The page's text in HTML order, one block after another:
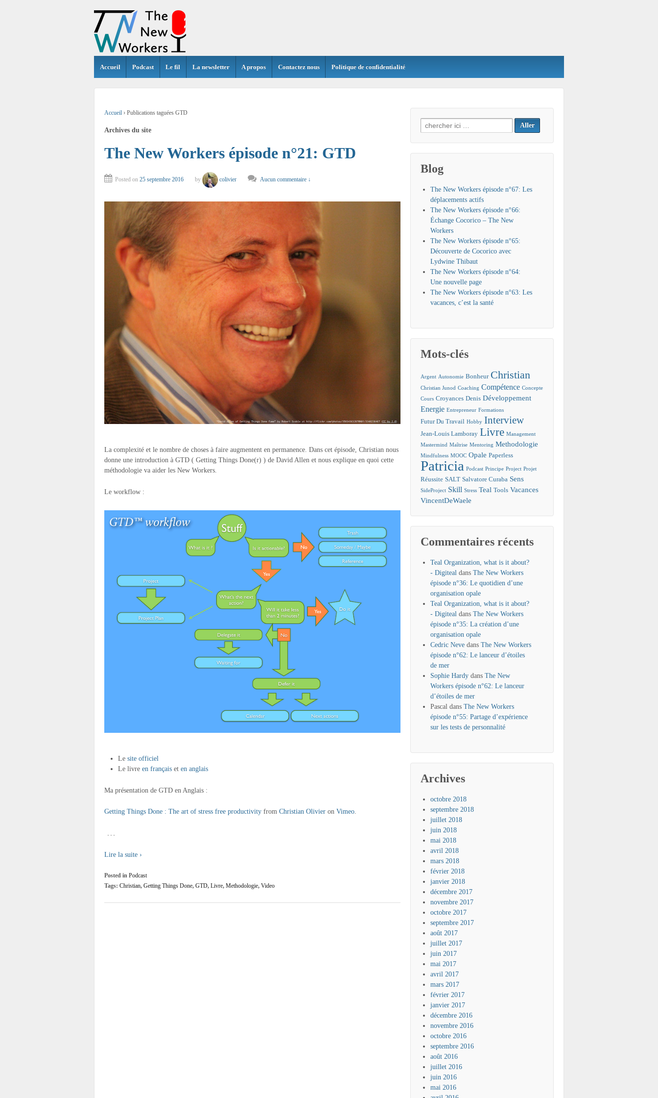
Accueil Podcast Le fil La newsletter A propos Contactez nous Politique de confidentialité
Accueil › Publications taguées GTD
Archives du site
The New Workers épisode n°21: GTD
Posted on 25 septembre 2016 by colivier Aucun commentaire ↓
La complexité et le nombre de choses à faire augmentent en permanence. Dans cet épisode, Christian nous
donne une introduction à GTD ( Getting Things Done(r) ) de David Allen et nous explique en quoi cette
méthodologie va aider les New Workers.
Le workflow :
Le site officiel
Le livre en français et en anglais
Ma présentation de GTD en Anglais :
Getting Things Done : The art of stress free productivity from Christian Olivier on Vimeo.
…
Lire la suite ›
Posted in Podcast
Tags: Christian, Getting Things Done, GTD, Livre, Methodologie, Video
Search
for:
Blog
The New Workers épisode n°67: Les
déplacements actifs
The New Workers épisode n°66:
Échange Cocorico – The New
Workers
The New Workers épisode n°65:
Découverte de Cocorico avec
Lydwine Thibaut
The New Workers épisode n°64:
Une nouvelle page
The New Workers épisode n°63: Les
vacances, c’est la santé
Mots-clés
Argent Autonomie Bonheur Christian
Christian Junod Coaching Compétence Concepte
Cours Croyances Denis Développement
Energie Entrepreneur Formations
Futur Du Travail Hobby Interview
Jean-Louis Lamboray Livre Management
Mastermind Maîtrise Mentoring Methodologie
Mindfulness MOOC Opale Paperless
Patricia Podcast Principe Project Projet
Réussite SALT Salvatore Curaba Sens
SideProject Skill Stress Teal Tools Vacances
VincentDeWaele
Commentaires récents
Teal Organization, what is it about?
- Digiteal dansThe New Workers
épisode n°36: Le quotidien d’une
organisation opale
Teal Organization, what is it about?
- Digiteal dansThe New Workers
épisode n°35: La création d’une
organisation opale
Cedric Neve dansThe New Workers
épisode n°62: Le lanceur d’étoiles
de mer
Sophie Hardy dansThe New
Workers épisode n°62: Le lanceur
d’étoiles de mer
Pascal dansThe New Workers
épisode n°55: Partage d’expérience
sur les tests de personnalité
Archives
octobre 2018
septembre 2018
juillet 2018
juin 2018
mai 2018
avril 2018
mars 2018
février 2018
janvier 2018
décembre 2017
novembre 2017
octobre 2017
septembre 2017
août 2017
juillet 2017
juin 2017
mai 2017
avril 2017
mars 2017
février 2017
janvier 2017
décembre 2016
novembre 2016
octobre 2016
septembre 2016
août 2016
juillet 2016
juin 2016
mai 2016